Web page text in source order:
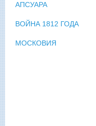
АПСУАРА
ВОЙНА 1812 ГОДА
МОСКОВИЯ